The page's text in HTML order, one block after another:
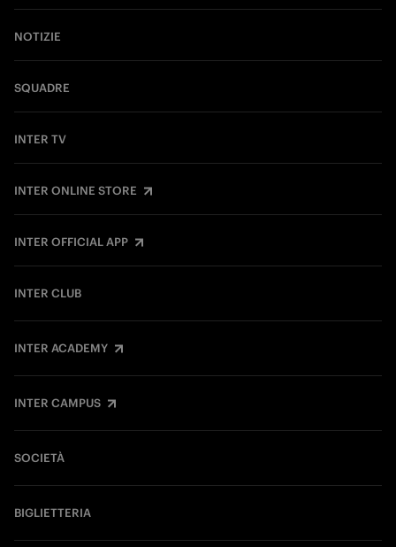
NOTIZIE
SQUADRE
INTER TV
INTER ONLINE STORE
INTER OFFICIAL APP
INTER CLUB
INTER ACADEMY
INTER CAMPUS
SOCIETÀ
BIGLIETTERIA